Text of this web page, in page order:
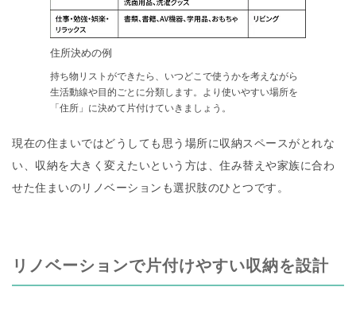
住所決めの例
持ち物リストができたら、いつどこで使うかを考えながら
生活動線や目的ごとに分類します。より使いやすい場所を
「住所」に決めて片付けていきましょう。
現在の住まいではどうしても思う場所に収納スペースがとれな
い、収納を大きく変えたいという方は、住み替えや家族に合わ
せた住まいのリノベーションも選択肢のひとつです。
リノベーションで片付けやすい収納を設計